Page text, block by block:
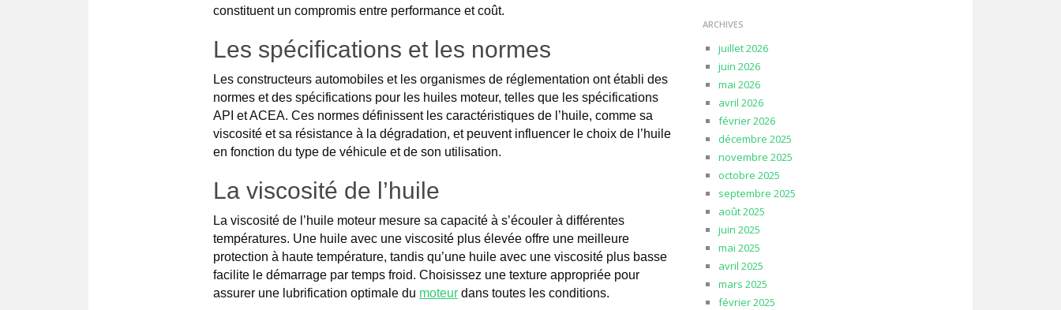
constituent un compromis entre performance et coût.
Les spécifications et les normes
Les constructeurs automobiles et les organismes de réglementation ont établi des
normes et des spécifications pour les huiles moteur, telles que les spécifications
API et ACEA. Ces normes définissent les caractéristiques de l’huile, comme sa
viscosité et sa résistance à la dégradation, et peuvent influencer le choix de l’huile
en fonction du type de véhicule et de son utilisation.
La viscosité de l’huile
La viscosité de l’huile moteur mesure sa capacité à s’écouler à différentes
températures. Une huile avec une viscosité plus élevée offre une meilleure
protection à haute température, tandis qu’une huile avec une viscosité plus basse
facilite le démarrage par temps froid. Choisissez une texture appropriée pour
assurer une lubrification optimale du moteur dans toutes les conditions.
ARCHIVES
juillet 2026
juin 2026
mai 2026
avril 2026
février 2026
décembre 2025
novembre 2025
octobre 2025
septembre 2025
août 2025
juin 2025
mai 2025
avril 2025
mars 2025
février 2025